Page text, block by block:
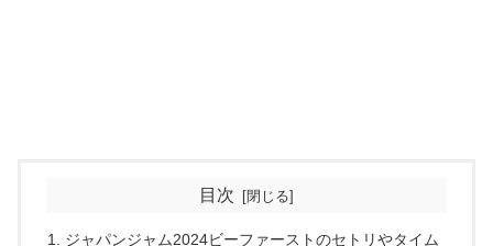
目次
ジャパンジャム2024ビーファーストのセトリやタイム